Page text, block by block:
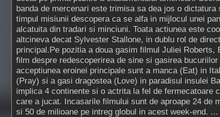
banda de mercenari este trimisa sa dea jos o dictatura
timpul misiunii descopera ca se alfa in mijlocul unei
alcatuita din tradari si minciuni. Toata actiunea este
altcineva decat Sylvester Stallone, in dublu rol de
principal.Pe pozitia a doua gasim filmul Juliei Roberts,
film despre redescoperirea de sine si gasirea
acceptiunea eroinei principale sunt a manca (Eat) in
(Pray) si a gasi dragostea (Love) in paradisul insulei
implica 4 continente si o actrita la fel de fermecatoare
care a jucat. Incasarile filmului sunt de aproape 24 de
si 50 de milioane pe intreg globul in acest week-end. ...